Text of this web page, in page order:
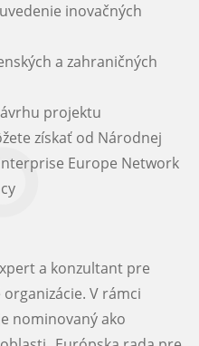
inovačných
a zahraničných
projektu
získať od Národnej
Europe Network
a konzultant pre
V rámci
nominovaný ako